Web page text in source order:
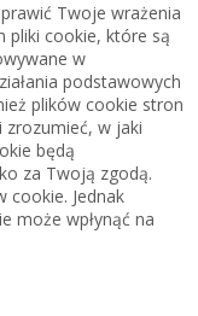
Twoje wrażenia
pliki cookie, które są
w
podstawowych
plików cookie stron
w jaki
będą
za Twoją zgodą.
cookie. Jednak
może wpłynąć na